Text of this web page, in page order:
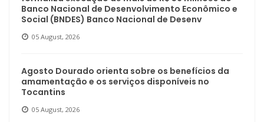
Banco Nacional de Desenvolvimento Econômico e
Social (BNDES) Banco Nacional de Desenv
05 August, 2026
Agosto Dourado orienta sobre os benefícios da
amamentação e os serviços disponíveis no
Tocantins
05 August, 2026